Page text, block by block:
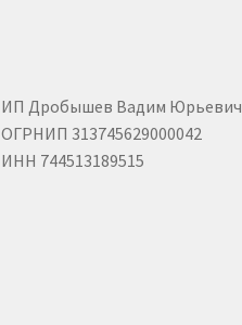
ИП Дробышев Вадим Юрьевич
ОГРНИП 313745629000042
ИНН 744513189515